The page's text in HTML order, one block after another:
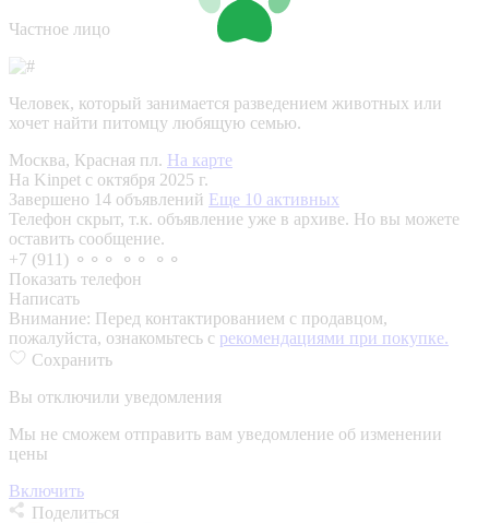
Частное лицо
Человек, который занимается разведением животных или
хочет найти питомцу любящую семью.
Москва, Красная пл. На карте
На Kinpet c октября 2025 г.
Завершено 14 объявлений Еще 10 активных
Телефон скрыт, т.к. объявление уже в архиве. Но вы можете
оставить сообщение.
+7 (911) ⚬⚬⚬ ⚬⚬ ⚬⚬
Показать телефон
Написать
Внимание: Перед контактированием с продавцом,
пожалуйста, ознакомьтесь с рекомендациями при покупке.
Сохранить
Вы отключили уведомления
Мы не сможем отправить вам уведомление об изменении
цены
Включить
Поделиться